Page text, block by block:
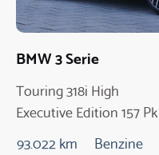
BMW 3 Serie
Touring 318i High
Executive Edition 157 Pk
Automaat
93.022 km Benzine